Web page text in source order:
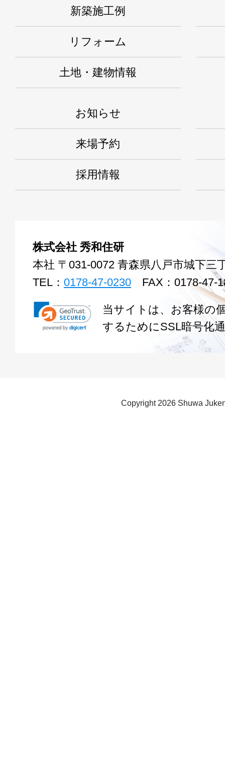
新築施工例
リフォーム
土地・建物情報
お知らせ
来場予約
採用情報
株式会社 秀和住研
本社 〒031-0072 青森県八戸市城下三
TEL： 0178-47-0230 FAX：0178-47-
当サイトは、お客様の
するためにSSL暗号化
Copyright 2026 Shuwa